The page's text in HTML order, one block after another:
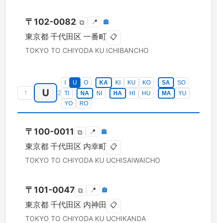
〒 102-0082 ⧉ 📍 🏣
東京都 千代田区 一番町 📋
TOKYO TO CHIYODA KU ICHIBANCHO
↑ U 2
U O KA KI KU KO SA
SO
TI
NA NI HA HI HU MA
YU
YO
RO
〒 100-0011 ⧉ 📍 🏣
東京都 千代田区 内幸町 📋
TOKYO TO CHIYODA KU UCHISAIWAICHO
〒 101-0047 ⧉ 📍 🏣
東京都 千代田区 内神田 📋
TOKYO TO CHIYODA KU UCHIKANDA